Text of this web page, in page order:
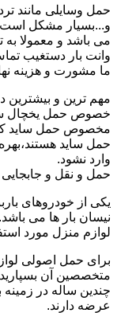
حمل وسایلی مانند
و...بسیار مشکل است
می باشد و معمولا به
وانت بار دستغیب
ما مشورت و هزینه
مهم ترین و
خصوص حمل یخچال
مخصوص حمل ساید که
حمل ساید
وارد نشود.
حمل و نقل و جابجایی
یکی از خودروهای
نیسان بار ها می
لوازم منزل مورد
برای حمل اصولی
متخصصین آن
چندین ساله در زمینه
عرضه دارند.